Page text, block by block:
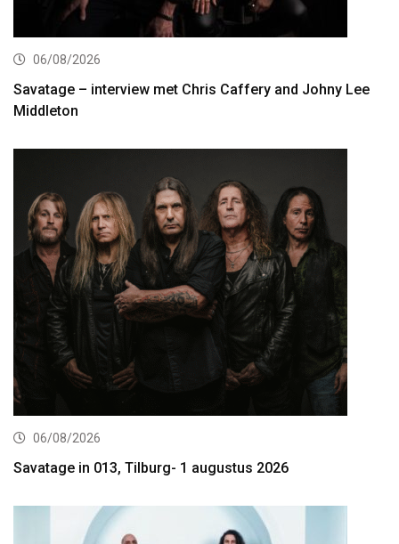
06/08/2026
Savatage – interview met Chris Caffery and Johny Lee
Middleton
06/08/2026
Savatage in 013, Tilburg- 1 augustus 2026